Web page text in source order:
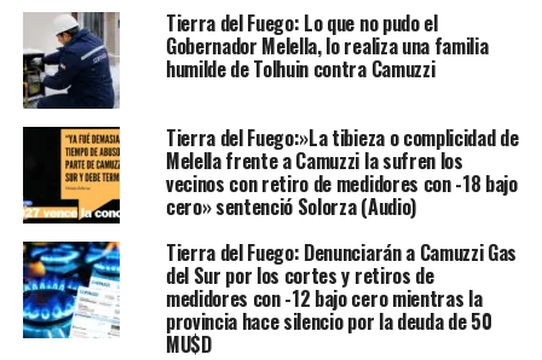
Tierra del Fuego: Lo que no pudo el
Gobernador Melella, lo realiza una familia
humilde de Tolhuin contra Camuzzi
Tierra del Fuego:»La tibieza o complicidad de
Melella frente a Camuzzi la sufren los
vecinos con retiro de medidores con -18 bajo
cero» sentenció Solorza (Audio)
Tierra del Fuego: Denunciarán a Camuzzi Gas
del Sur por los cortes y retiros de
medidores con -12 bajo cero mientras la
provincia hace silencio por la deuda de 50
MU$D